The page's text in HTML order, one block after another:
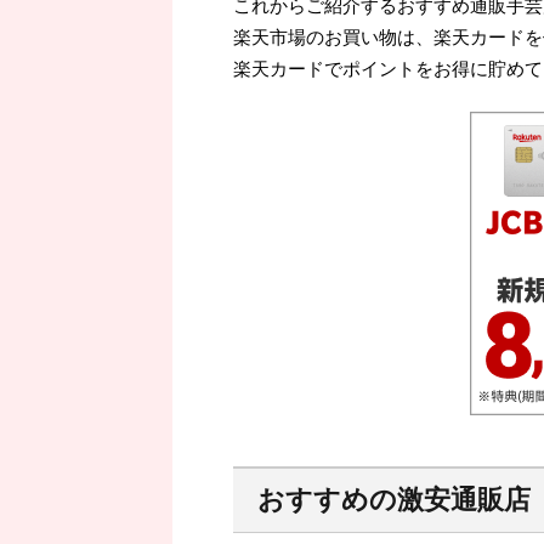
これからご紹介するおすすめ通販手
楽天市場のお買い物は、楽天カード
楽天カードでポイントをお得に貯め
おすすめの激安通販店